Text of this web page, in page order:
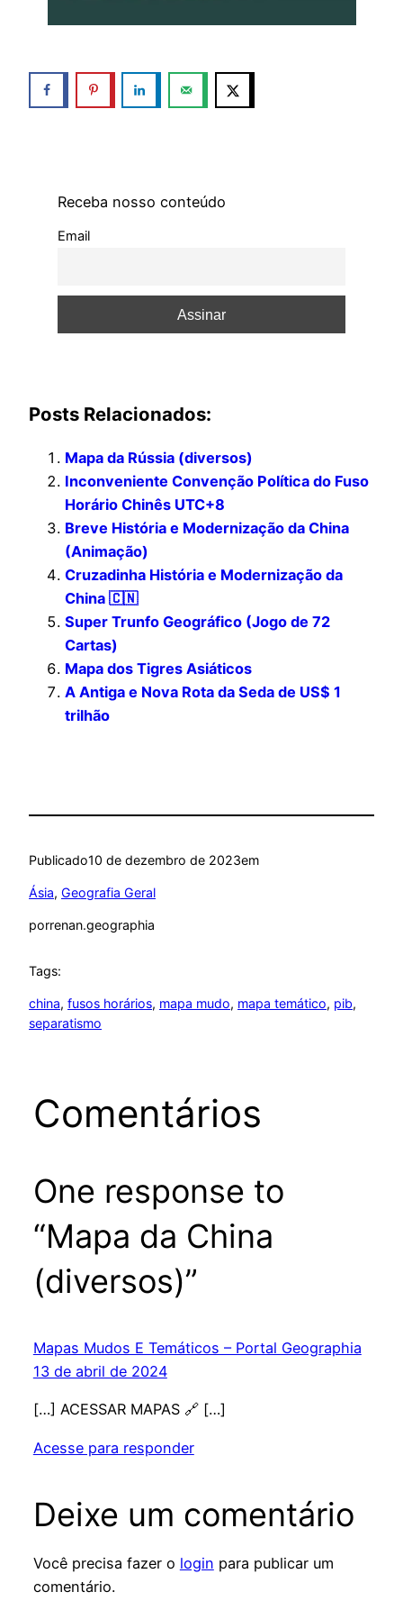
Receba nosso conteúdo
Email
Posts Relacionados:
Mapa da Rússia (diversos)
Inconveniente Convenção Política do Fuso
Horário Chinês UTC+8
Breve História e Modernização da China
(Animação)
Cruzadinha História e Modernização da
China 🇨🇳
Super Trunfo Geográfico (Jogo de 72
Cartas)
Mapa dos Tigres Asiáticos
A Antiga e Nova Rota da Seda de US$ 1
trilhão
Publicado10 de dezembro de 2023em
Ásia, Geografia Geral
porrenan.geographia
Tags:
china, fusos horários, mapa mudo, mapa temático, pib
separatismo
Comentários
One response to
“Mapa da China
(diversos)”
Mapas Mudos E Temáticos – Portal Geographia
13 de abril de 2024
[…] ACESSAR MAPAS 🔗 […]
Acesse para responder
Deixe um comentário
Você precisa fazer o login para publicar um
comentário.